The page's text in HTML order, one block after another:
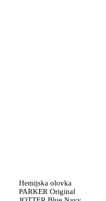
Hemijska olovka
PARKER Original